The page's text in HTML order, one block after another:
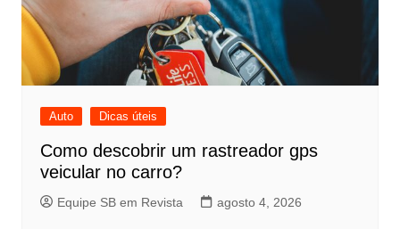
Auto Dicas úteis
Como descobrir um rastreador gps
veicular no carro?
Equipe SB em Revista agosto 4, 2026